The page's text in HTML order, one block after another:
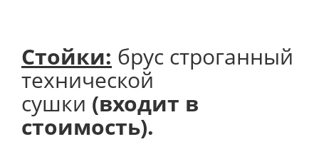
Стойки: брус строганный
технической
сушки (входит в
стоимость).